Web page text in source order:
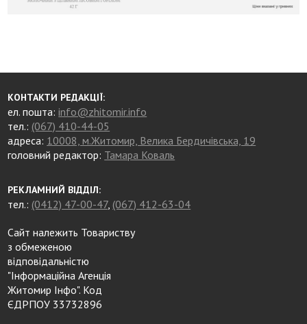
КОНТАКТИ РЕДАКЦІЇ:
ел. пошта:info@zhitomir.info
тел.: (067) 410-44-05
адреса: 10008, м.Житомир, Велика Бердичівська, 19
головний редактор: Тамара Коваль
РЕКЛАМНИЙ ВІДДІЛ:
тел.: (0412) 47-00-47, (067) 412-63-04
Сайт належить Товариству
з обмеженою
відповідальністю
"Інформаційна Агенція
Житомир Інфо". Код
ЄДРПОУ 33732896